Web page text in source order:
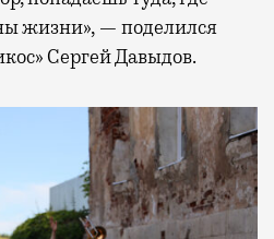
жизни», — поделился
Сергей Давыдов.